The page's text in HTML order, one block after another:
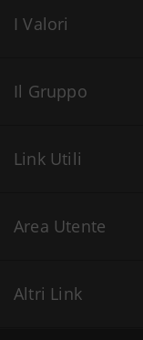
I Valori
Il Gruppo
Link Utili
Area Utente
Altri Link